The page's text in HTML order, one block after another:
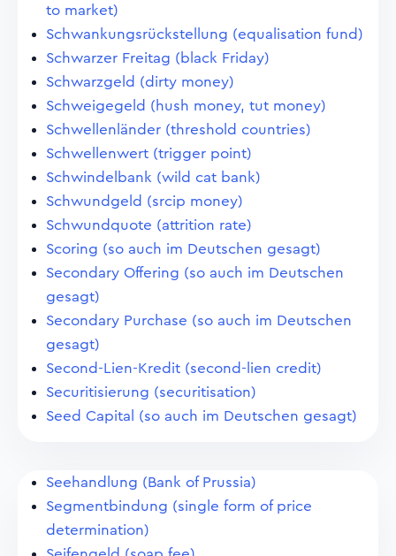
to market)
Schwankungsrückstellung (equalisation fund)
Schwarzer Freitag (black Friday)
Schwarzgeld (dirty money)
Schweigegeld (hush money, tut money)
Schwellenländer (threshold countries)
Schwellenwert (trigger point)
Schwindelbank (wild cat bank)
Schwundgeld (srcip money)
Schwundquote (attrition rate)
Scoring (so auch im Deutschen gesagt)
Secondary Offering (so auch im Deutschen
gesagt)
Secondary Purchase (so auch im Deutschen
gesagt)
Second-Lien-Kredit (second-lien credit)
Securitisierung (securitisation)
Seed Capital (so auch im Deutschen gesagt)
Seehandlung (Bank of Prussia)
Segmentbindung (single form of price
determination)